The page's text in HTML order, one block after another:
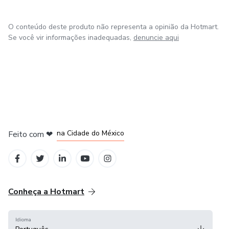
O conteúdo deste produto não representa a opinião da Hotmart.
Se você vir informações inadequadas, denuncie aqui
Feito com ❤ na Cidade do México
Conheça a Hotmart
Idioma